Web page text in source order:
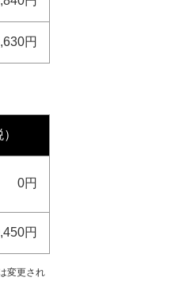
円
0円
円
変更され